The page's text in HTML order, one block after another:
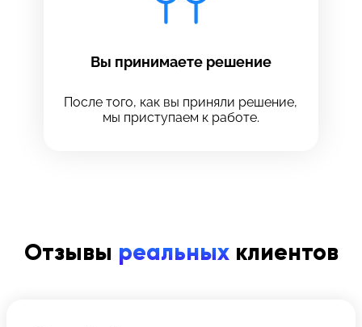
Вы принимаете решение
После того, как вы приняли решение,
мы приступаем к работе.
Отзывы реальныхклиентов